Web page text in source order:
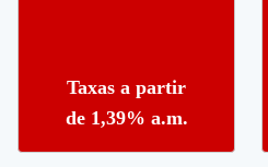
Taxas a partir
de 1,39% a.m.